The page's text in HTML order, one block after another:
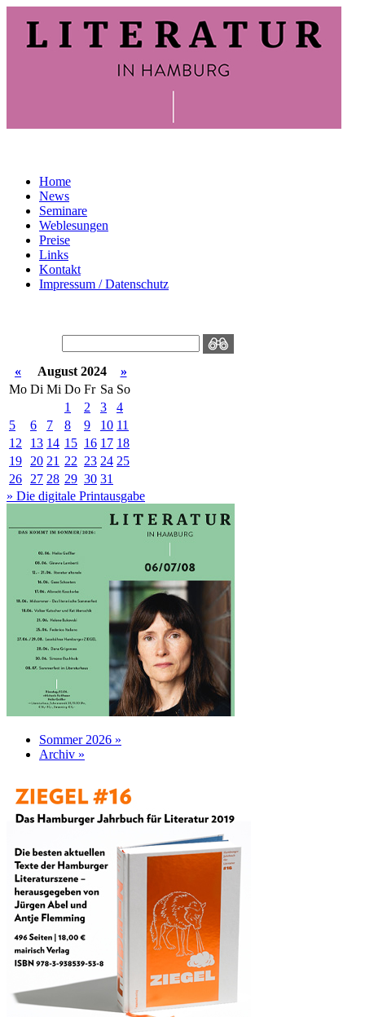
Home
News
Seminare
Weblesungen
Preise
Links
Kontakt
Impressum / Datenschutz
« August 2024
»
Mo Di Mi Do Fr Sa So
1
2 3
4
5
6 7 8 9 10 11
12
13 14 15 16 17 18
19
20 21 22 23 24 25
26
27 28 29 30 31
» Die digitale Printausgabe
Sommer 2026 »
Archiv »